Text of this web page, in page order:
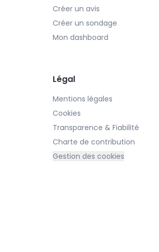
Créer un avis
Créer un sondage
Mon dashboard
Légal
Mentions légales
Cookies
Transparence & Fiabilité
Charte de contribution
Gestion des cookies